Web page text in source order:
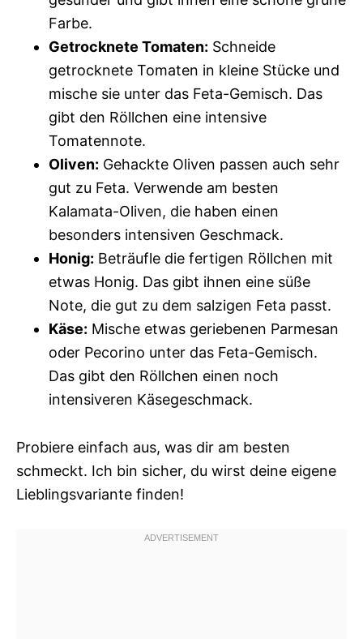
Farbe.
Getrocknete Tomaten: Schneide
getrocknete Tomaten in kleine Stücke und
mische sie unter das Feta-Gemisch. Das
gibt den Röllchen eine intensive
Tomatennote.
Oliven: Gehackte Oliven passen auch sehr
gut zu Feta. Verwende am besten
Kalamata-Oliven, die haben einen
besonders intensiven Geschmack.
Honig: Beträufle die fertigen Röllchen mit
etwas Honig. Das gibt ihnen eine süße
Note, die gut zu dem salzigen Feta passt.
Käse: Mische etwas geriebenen Parmesan
oder Pecorino unter das Feta-Gemisch.
Das gibt den Röllchen einen noch
intensiveren Käsegeschmack.
Probiere einfach aus, was dir am besten
schmeckt. Ich bin sicher, du wirst deine eigene
Lieblingsvariante finden!